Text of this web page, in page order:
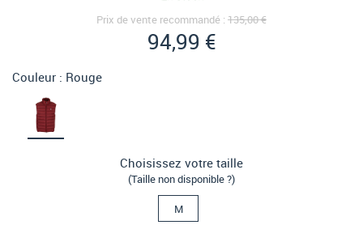
Prix de vente recommandé : 135,00 €
94,99 €
Couleur : Rouge
Choisissez votre taille
(Taille non disponible ?)
M